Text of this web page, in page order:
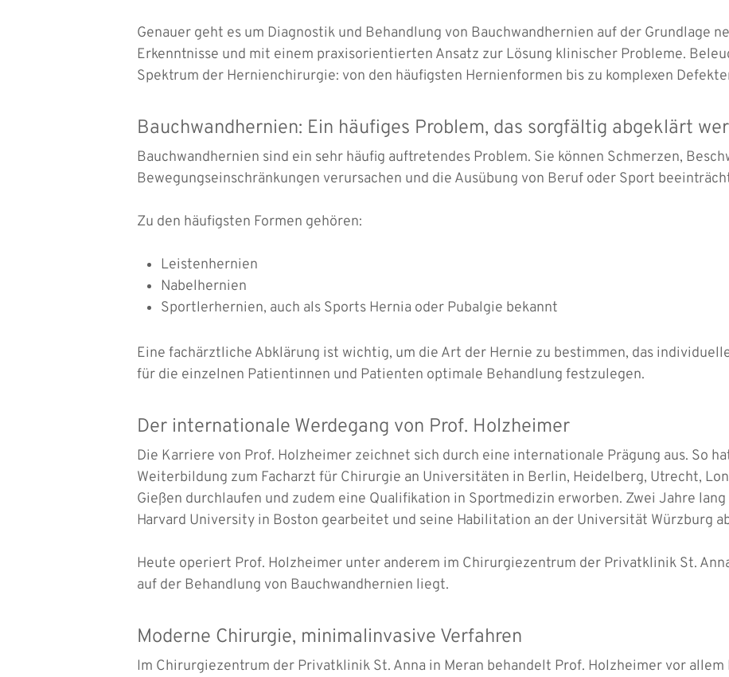
Genauer geht es um Diagnostik und Behandlung von Bauchwandhernien auf der Grundlage
Erkenntnisse und mit einem praxisorientierten Ansatz zur Lösung klinischer Probleme.
Spektrum der Hernienchirurgie: von den häufigsten Hernienformen bis zu komplexen
Bauchwandhernien: Ein häufiges Problem, das sorgfältig abgeklärt
Bauchwandhernien sind ein sehr häufig auftretendes Problem. Sie können Schmerzen,
Bewegungseinschränkungen verursachen und die Ausübung von Beruf oder Sport
Zu den häufigsten Formen gehören:
Leistenhernien
Nabelhernien
Sportlerhernien, auch als Sports Hernia oder Pubalgie bekannt
Eine fachärztliche Abklärung ist wichtig, um die Art der Hernie zu bestimmen, das
für die einzelnen Patientinnen und Patienten optimale Behandlung festzulegen.
Der internationale Werdegang von Prof. Holzheimer
Die Karriere von Prof. Holzheimer zeichnet sich durch eine internationale Prägung aus. So
Weiterbildung zum Facharzt für Chirurgie an Universitäten in Berlin, Heidelberg, Utrecht,
Gießen durchlaufen und zudem eine Qualifikation in Sportmedizin erworben. Zwei Jahre
Harvard University in Boston gearbeitet und seine Habilitation an der Universität Würzburg
Heute operiert Prof. Holzheimer unter anderem im Chirurgiezentrum der Privatklinik St.
auf der Behandlung von Bauchwandhernien liegt.
Moderne Chirurgie, minimalinvasive Verfahren
Im Chirurgiezentrum der Privatklinik St. Anna in Meran behandelt Prof. Holzheimer vor